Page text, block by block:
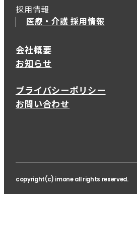
採用情報
医療・介護 採用情報
会社概要
お知らせ
プライバシーポリシー
お問い合わせ
copyright(c) imone all rights reserved.